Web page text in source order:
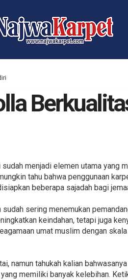
menjadi elemen utama yang
tahu bahwa penggunaan
beberapa sajadah bagi
sering menemukan
keindahan, tetapi juga
umat muslim dengan
namun tahukah kalian
memiliki banyak kelebihan.